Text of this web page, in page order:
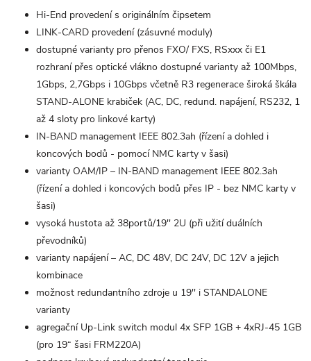
Hi-End provedení s originálním čipsetem
LINK-CARD provedení (zásuvné moduly)
dostupné varianty pro přenos FXO/ FXS, RSxxx či E1
rozhraní přes optické vlákno dostupné varianty až 100Mbps,
1Gbps, 2,7Gbps i 10Gbps včetně R3 regenerace široká škála
STAND-ALONE krabiček (AC, DC, redund. napájení, RS232, 1
až 4 sloty pro linkové karty)
IN-BAND management IEEE 802.3ah (řízení a dohled i
koncových bodů - pomocí NMC karty v šasi)
varianty OAM/IP – IN-BAND management IEEE 802.3ah
(řízení a dohled i koncových bodů přes IP - bez NMC karty v
šasi)
vysoká hustota až 38portů/19'' 2U (při užití duálních
převodníků)
varianty napájení – AC, DC 48V, DC 24V, DC 12V a jejich
kombinace
možnost redundantního zdroje u 19'' i STANDALONE
varianty
agregační Up-Link switch modul 4x SFP 1GB + 4xRJ-45 1GB
(pro 19“ šasi FRM220A)